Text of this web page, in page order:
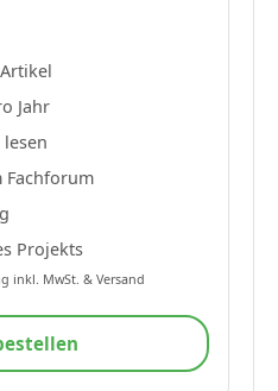
Jahr
Fachforum
Projekts
inkl. MwSt. & Versand